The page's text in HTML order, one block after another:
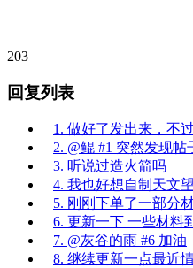
203
回复列表
1. 做好了发出来，不
2. @鲲 #1 突然发现
3. 听说过造火箭吗
4. 我也好想自制天文
5. 刚刚下单了一部分
6. 更新一下 一些材料
7. @灰谷的雨 #6 加油
8. 继续更新一点最近